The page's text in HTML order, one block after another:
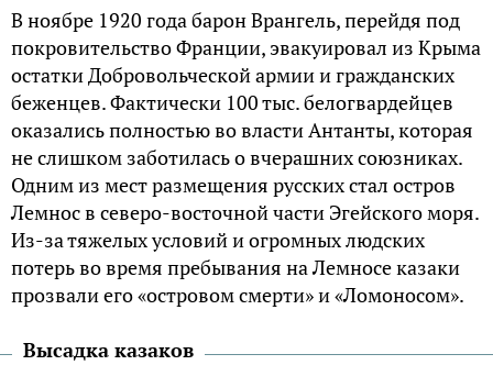
В ноябре 1920 года барон Врангель, перейдя под
покровительство Франции, эвакуировал из Крыма
остатки Добровольческой армии и гражданских
беженцев. Фактически 100 тыс. белогвардейцев
оказались полностью во власти Антанты, которая
не слишком заботилась о вчерашних союзниках.
Одним из мест размещения русских стал остров
Лемнос в северо-восточной части Эгейского моря.
Из-за тяжелых условий и огромных людских
потерь во время пребывания на Лемносе казаки
прозвали его «островом смерти» и «Ломоносом».
Высадка казаков